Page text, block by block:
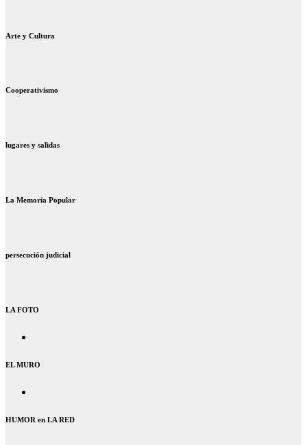
Arte y Cultura
Cooperativismo
lugares y salidas
La Memoria Popular
persecución judicial
LA FOTO
EL MURO
HUMOR en LA RED